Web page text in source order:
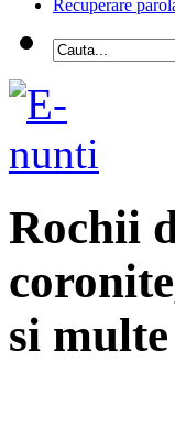
Recuperare
Rochii
si